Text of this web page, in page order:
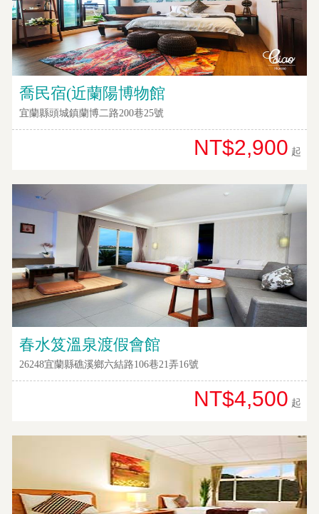
喬民宿(近蘭陽博物館
宜蘭縣頭城鎮蘭博二路200巷25號
NT$2,900 起
春水笈溫泉渡假會館
26248宜蘭縣礁溪鄉六結路106巷21弄16號
NT$4,500 起